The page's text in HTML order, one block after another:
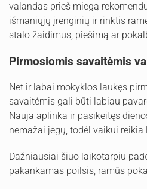
valandas prieš miegą
išmaniųjų įrenginių ir rinktis
stalo žaidimus, piešimą ar
Pirmosiomis savaitėmis
Net ir labai mokyklos laukęs
savaitėmis gali būti labiau
Nauja aplinka ir pasikeitęs
nemažai jėgų, todėl vaikui
Dažniausiai šiuo laikotarpiu
pakankamas poilsis, ramūs